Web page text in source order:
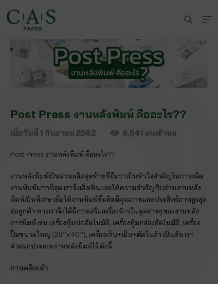
Post Press งานหลังพิมพ์ คืออะไร??
เมื่อวันที่ 1 กันยายน 2562 9,541 คนเข้าชม
Post Press งานหลังพิมพ์ คืออะไร??
งานหลังพิมพ์เป็นส่วนผลิตสุดท้ายที่ถือว่าเป็นหัวใจสำคัญในการผลิต
งานพิมพ์มากที่สุด เราจึงเล็งเห็นและให้ความสำคัญกับส่วนงานหลัง
พิมพ์เป็นพิเศษ เพื่อให้งานพิมพ์ที่ผลิตมีคุณภาพและประสิทธิภาพสูงสุด
ต่อลูกค้า ทางเราจึงได้มีการเสริมเครื่องจักรในจุดต่างๆ ของงานหลัง
การพิมพ์ เช่น เครื่องหุ้มปกอัตโนมัติ, เครื่องหุ้มกล่องอัตโนมัติ, เครื่อง
ปั๊มขนาดใหญ่ (28”x40”), เครื่องเก็บ+เย็บ+ตัดในตัว เป็นต้น เรา
จำแนกประเภทงานหลังพิมพ์ไว้ ดังนี้
การเคลือบผิว